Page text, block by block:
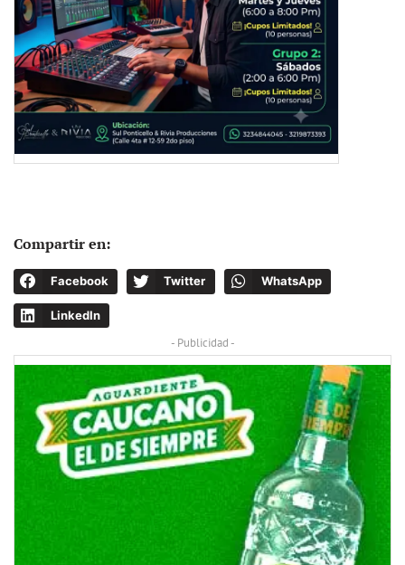
Compartir en:
Facebook Twitter WhatsApp
LinkedIn
- Publicidad -